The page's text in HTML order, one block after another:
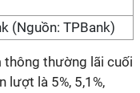
(Nguồn: TPBank)
thông thường lãi cuối
lượt là 5%, 5,1%,